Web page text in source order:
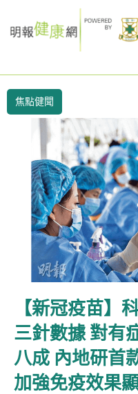
to
焦點健聞
【新冠疫苗】
三針數據 對有
八成 內地研首
加強免疫效果